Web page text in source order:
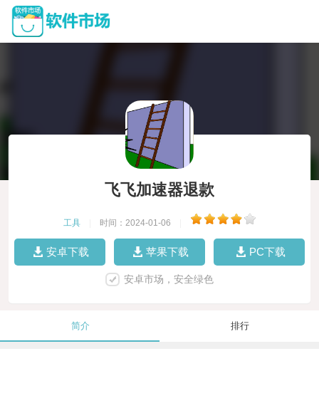
飞飞加速器退款
工具 时间：2024-01-06
安卓下载 苹果下载 PC下载
安卓市场，安全绿色
简介 排行